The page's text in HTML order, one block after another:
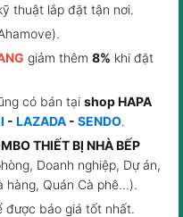
thuật lắp đặt tận nơi.
giảm thêm 8% khi đặt
có bán tại shop HAPA
- LAZADA - SENDO.
THIẾT BỊ NHÀ BẾP
Doanh nghiệp, Dự án,
hàng, Quán Cà phê...).
được báo giá tốt nhất.